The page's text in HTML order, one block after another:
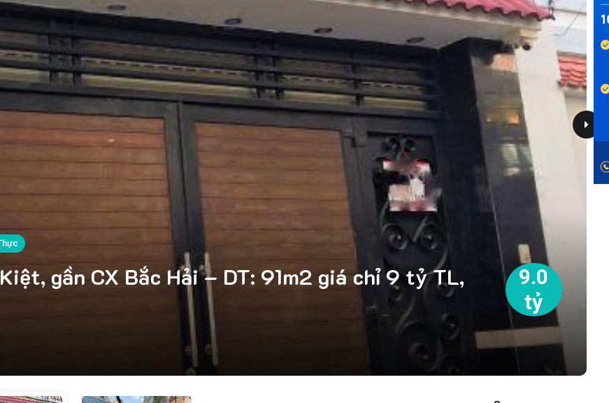
gần CX Bắc Hải – DT: 91m2 giá chỉ 9 tỷ TL,
9.0
tỷ